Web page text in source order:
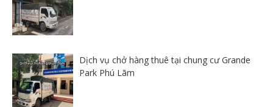
Dịch vụ chở hàng thuê tại chung cư Grande
Park Phú Lãm